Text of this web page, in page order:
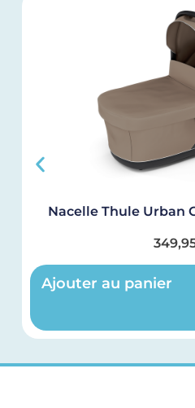
Nacelle Thule Urban
Ajouter au panier